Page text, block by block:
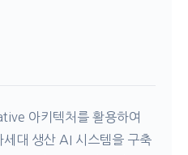
아키텍처를 활용하여
대 생산 AI 시스템을 구축